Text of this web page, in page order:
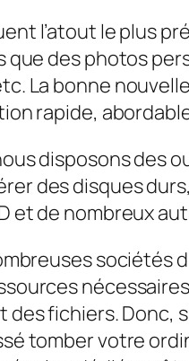
l’atout le plus
que des photos
La bonne
rapide,
disposons des
des disques
et de nombreux
sociétés
fichiers. Donc,
tomber votre